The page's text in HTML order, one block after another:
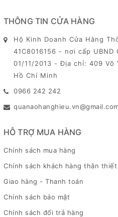
THÔNG TIN CỬA HÀNG
Hộ Kinh Doanh Cửa Hàng
41C8016156 - nơi cấp
01/11/2013 - Địa chỉ: 409 Võ
Hồ Chí Minh
0966 242 242
HỖ TRỢ MUA HÀNG
Chính sách mua hàng
Chính sách khách hàng thân thiết
Giao hàng - Thanh toán
Chính sách bảo mật
Chính sách đổi trả hàng